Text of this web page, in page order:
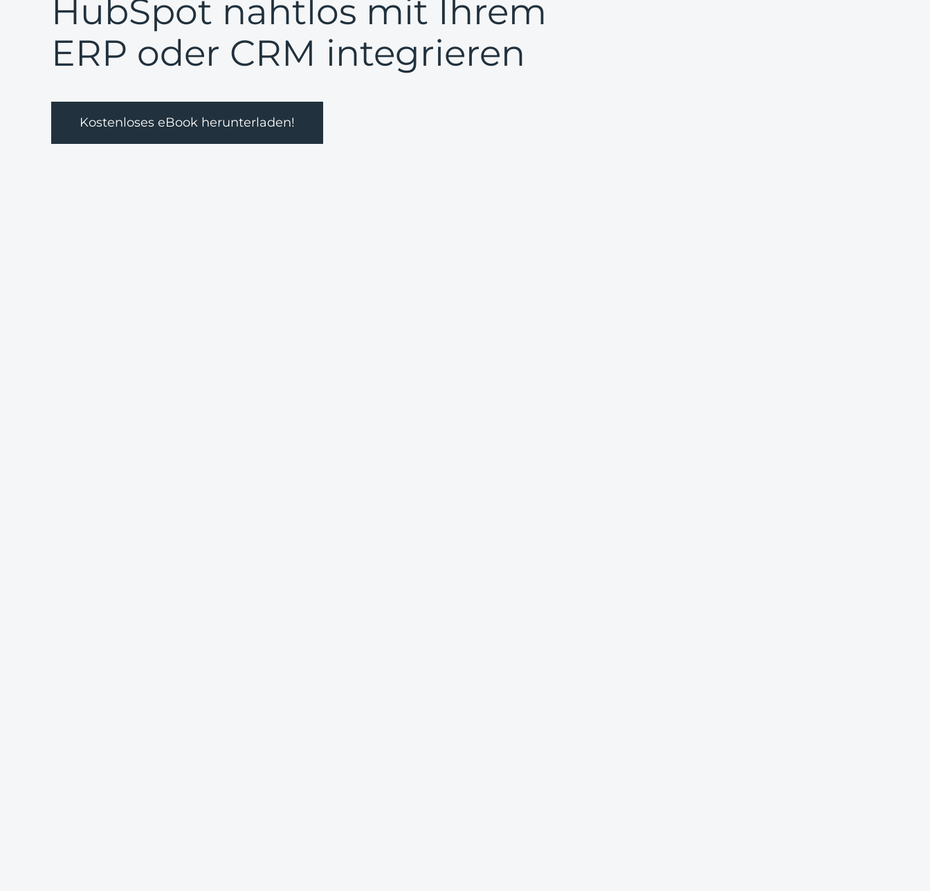
HubSpot nahtlos mit Ihrem
ERP oder CRM integrieren
Kostenloses eBook herunterladen!